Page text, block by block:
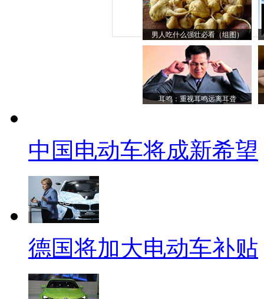
男人吃什么强壮必看（组图）
耳鸣：重视耳鸣远离耳聋
中国电动车将成新希望
德国将加大电动车补贴